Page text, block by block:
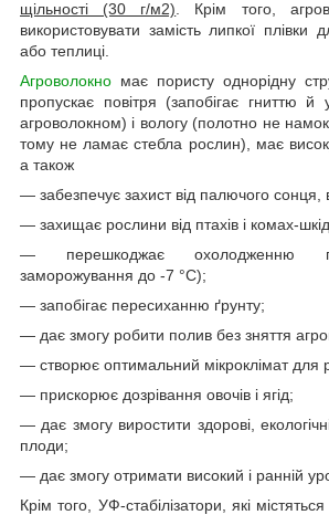
щільності (30 г/м2) . Крім того,
використовувати замість липкої плівки
або теплиці.
Агроволокно має пористу однорідну
пропускає повітря (запобігає гниттю й
агроволокном) і вологу (полотно не
тому не ламає стебла рослин), має високу
а також
— забезпечує захист від палючого сонця,
— захищає рослини від птахів і комах-
— перешкоджає охолодженню
заморожування до -7 °C);
— запобігає пересиханню ґрунту;
— дає змогу робити полив без зняття
— створює оптимальний мікроклімат для
— прискорює дозрівання овочів і ягід;
— дає змогу виростити здорові,
плоди;
— дає змогу отримати високий і ранній
Крім того, УФ-стабілізатори, які